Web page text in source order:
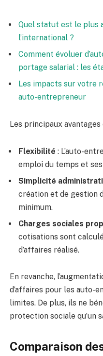
Quel statut est le plus
l’international ?
Comment évoluer
portage salarial : les
Les impacts sur votre
auto-entrepreneur
Les principaux
Flexibilité : L’auto-
emploi du temps et
Simplicité
création et de gestion
minimum.
Charges sociales
cotisations sont
d’affaires réalisé.
En revanche,
d’affaires pour les auto-
limites. De plus, ils ne
protection sociale qu’un
Comparaison